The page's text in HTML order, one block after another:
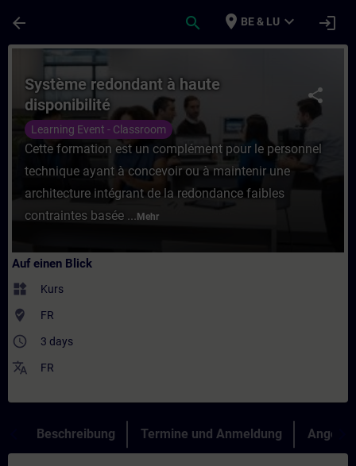
arrow_back search place BE & LU expand_more login
Kurs - Système redondant à haute
share
Système redondant à haute
disponibilité
Learning Event - Classroom
Cette formation est un complément pour le personnel
technique ayant à concevoir ou à maintenir une
architecture intégrant de la redondance faibles
contraintes basée ... Mehr
Auf einen Blick
widgets Kurs
where_to_vote FR
access_time 3 days
translate FR
Beschreibung Termine und Anmeldung Angebot